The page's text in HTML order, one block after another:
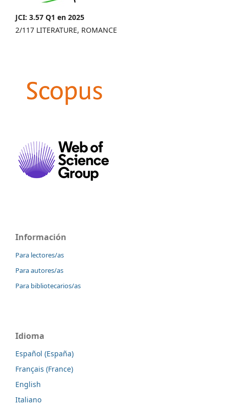
JCI: 3.57 Q1 en 2025
2/117 LITERATURE, ROMANCE
Información
Para lectores/as
Para autores/as
Para bibliotecarios/as
Idioma
Español (España)
Français (France)
English
Italiano